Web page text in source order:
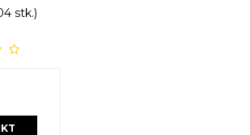
stk.)